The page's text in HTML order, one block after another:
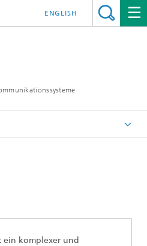
ENGLISH
ein komplexer und